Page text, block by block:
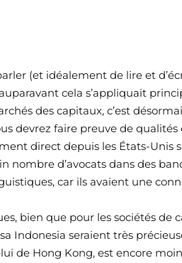
(et idéalement de lire et
cela s’appliquait
des capitaux, c’est
devrez faire preuve de
direct depuis les États-Unis
nombre d’avocats dans des
car ils avaient une
bien que pour les sociétés de
Indonesia seraient très
de Hong Kong, est encore